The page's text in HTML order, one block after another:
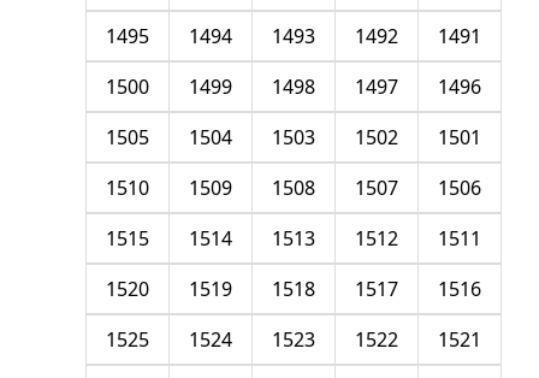
1491
1492
1493
1494
1495
1496
1497
1498
1499
1500
1501
1502
1503
1504
1505
1506
1507
1508
1509
1510
1511
1512
1513
1514
1515
1516
1517
1518
1519
1520
1521
1522
1523
1524
1525